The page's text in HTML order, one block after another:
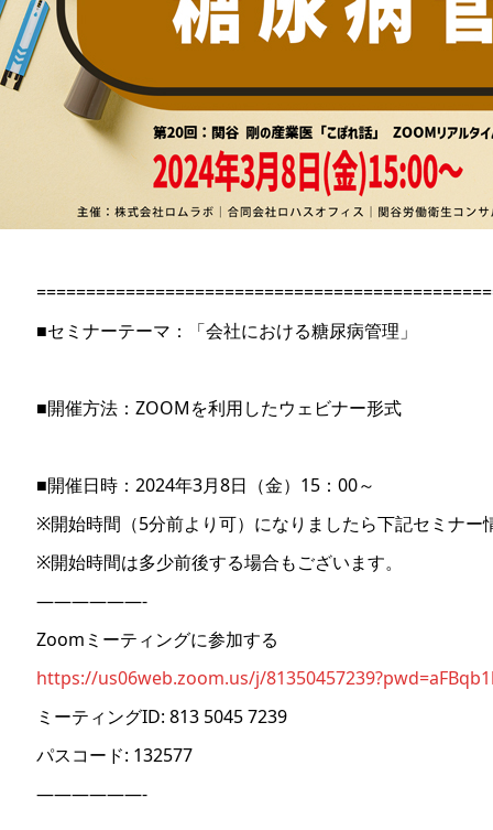
■セミナーテーマ：「会社における糖尿病管理」
■開催方法：ZOOMを利用したウェビナー形式
■開催日時：2024年3月8日（金）15：00～
※開始時間（5分前より可）になりましたら下記セミナー
※開始時間は多少前後する場合もございます。
——————-
Zoomミーティングに参加する
https://us06web.zoom.us/j/
ミーティングID: 813 5045 7239
パスコード: 132577
——————-